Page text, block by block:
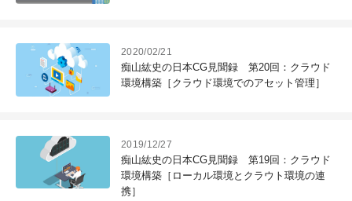
2020/02/21
痴山紘史の日本CG見聞録 第20回：クラウド
環境構築［クラウド環境でのアセット管理］
2019/12/27
痴山紘史の日本CG見聞録 第19回：クラウド
環境構築［ローカル環境とクラウト環境の連
携］